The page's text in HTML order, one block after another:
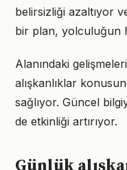
belirsizliği azaltıyor
bir plan, yolculuğun
Alanındaki
alışkanlıklar
sağlıyor. Güncel
de etkinliği artırıyor.
Günlük